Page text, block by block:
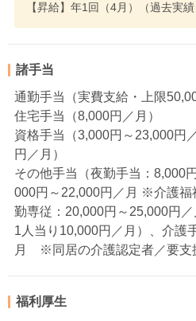
【昇給】年1回（4月）（過去実績
諸手当
通勤手当（実費支給・上限
住宅手当（8,000円／月）
資格手当（3,000円～23,000円
円／月）
その他手当（夜勤手当：8,000
000円～22,000円／月 ※介護
勤専従：20,000円～25,000円
1人当り10,000円／月）、介護
月 ※同居の介護認定者／要支
福利厚生